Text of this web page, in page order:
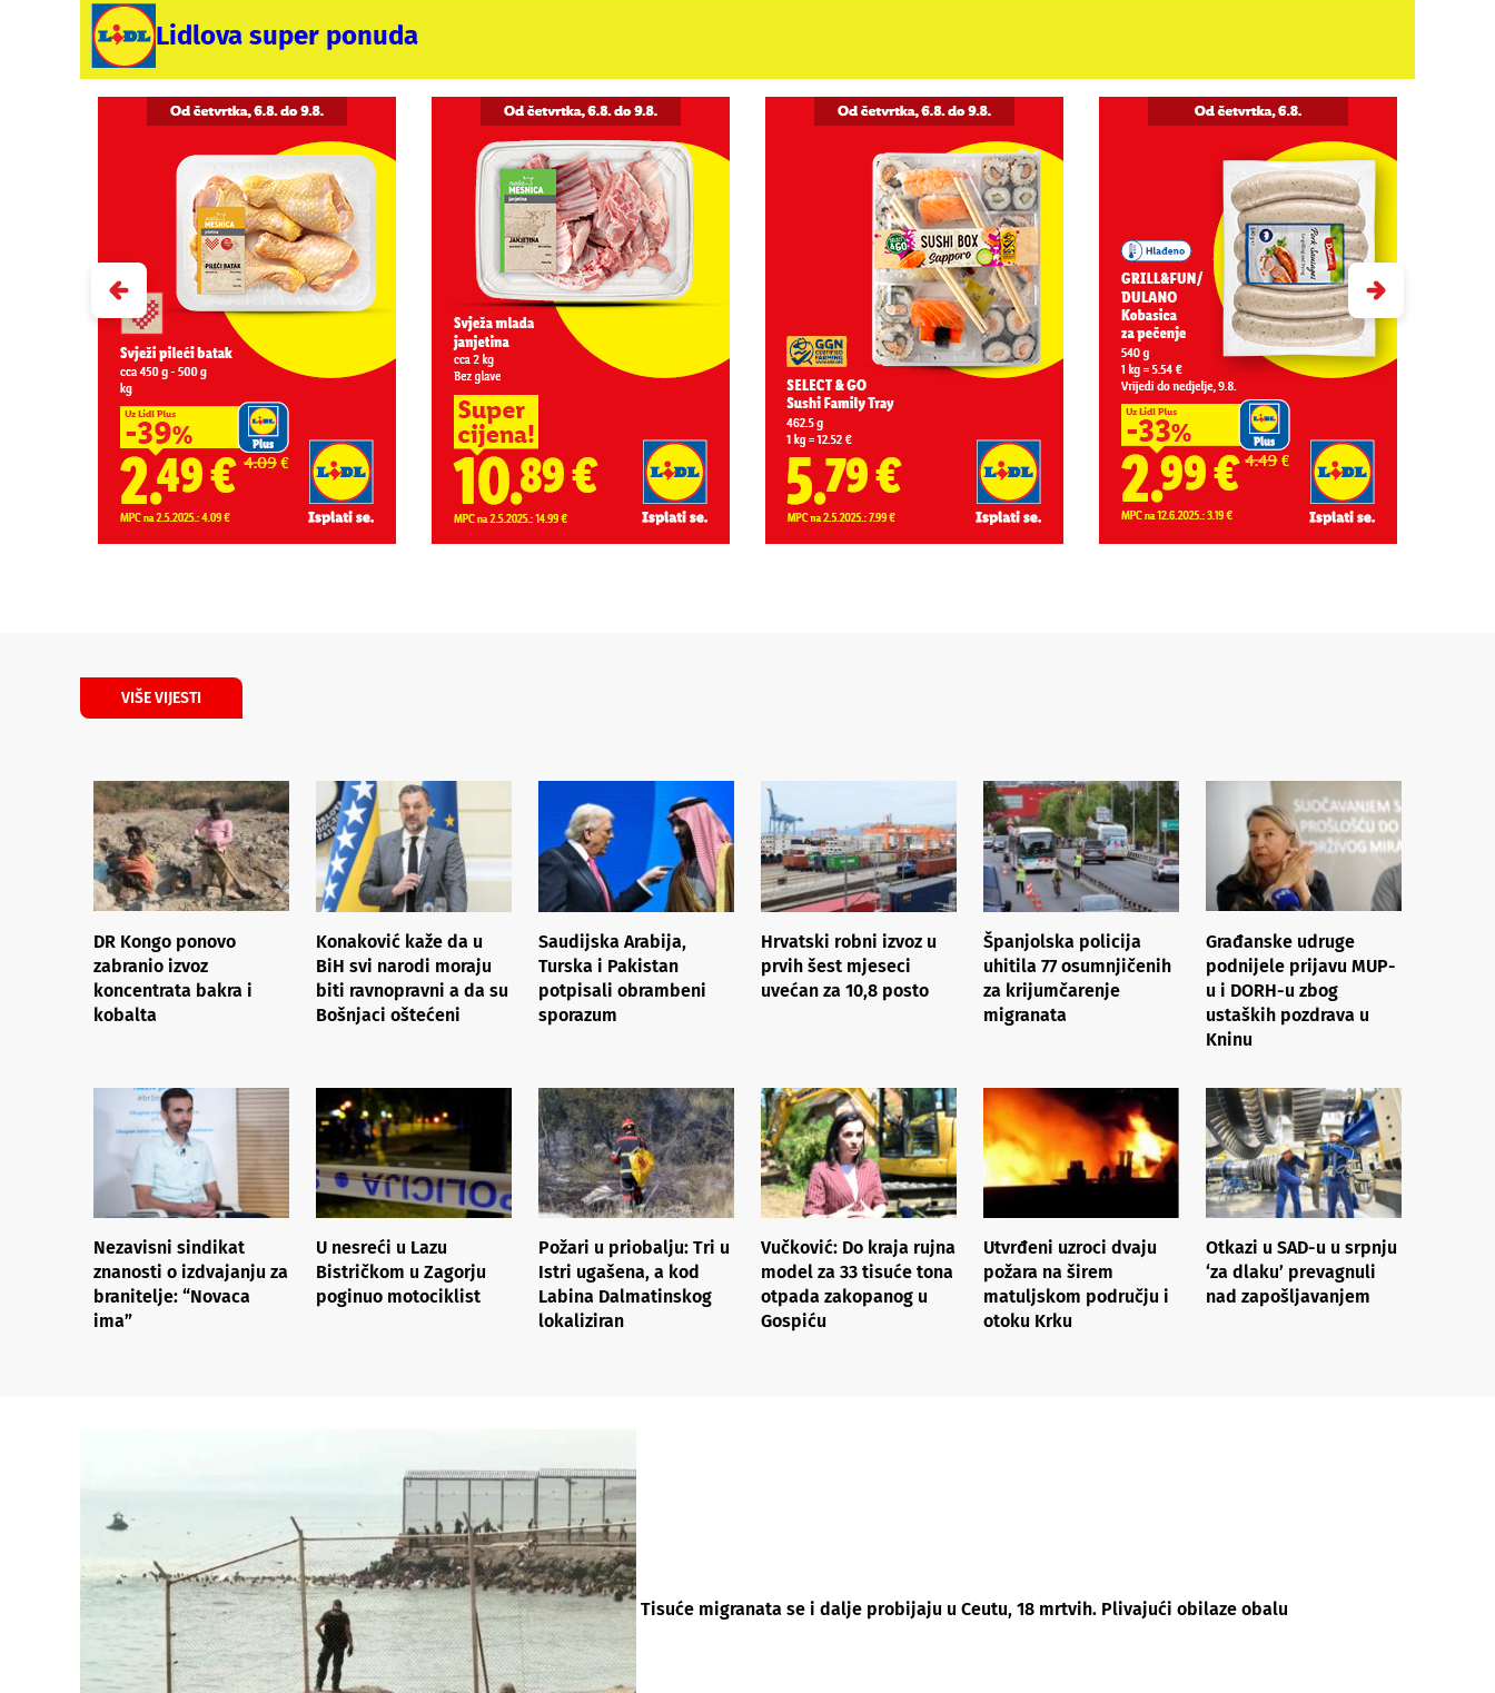
Lidlova super ponuda
VIŠE VIJESTI
DR Kongo ponovo
zabranio izvoz
koncentrata bakra i
kobalta
Konaković kaže da u
BiH svi narodi moraju
biti ravnopravni a da su
Bošnjaci oštećeni
Saudijska Arabija,
Turska i Pakistan
potpisali obrambeni
sporazum
Hrvatski robni izvoz u
prvih šest mjeseci
uvećan za 10,8 posto
Španjolska policija
uhitila 77 osumnjičenih
za krijumčarenje
migranata
Građanske udruge
podnijele prijavu MUP-
u i DORH-u zbog
ustaških pozdrava u
Kninu
Nezavisni sindikat
znanosti o izdvajanju za
branitelje: “Novaca
ima”
U nesreći u Lazu
Bistričkom u Zagorju
poginuo motociklist
Požari u priobalju: Tri u
Istri ugašena, a kod
Labina Dalmatinskog
lokaliziran
Vučković: Do kraja rujna
model za 33 tisuće tona
otpada zakopanog u
Gospiću
Utvrđeni uzroci dvaju
požara na širem
matuljskom području i
otoku Krku
Otkazi u SAD-u u srpnju
‘za dlaku’ prevagnuli
nad zapošljavanjem
Tisuće migranata se i dalje probijaju u Ceutu, 18 mrtvih. Plivajući obilaze obalu